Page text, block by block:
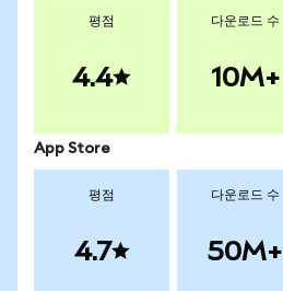
평점
4.4
다운로드 수
10M+
App Store
평점
4.7
다운로드 수
50M+